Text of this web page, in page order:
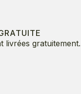
livrées gratuitement.